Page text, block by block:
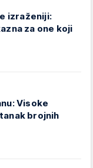
izraženiji:
za one koji
Visoke
brojnih